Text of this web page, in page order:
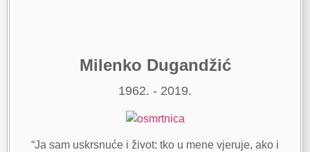
Milenko Dugandžić
1962. - 2019.
“Ja sam uskrsnuće i život: tko u mene vjeruje, ako i